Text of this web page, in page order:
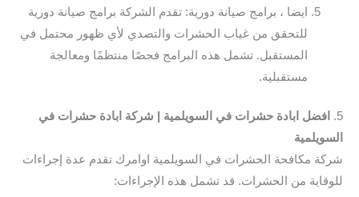
ايضا ، برامج صيانة دورية: تقدم الشركة برامج صيانة دورية
للتحقق من غياب الحشرات والتصدي لأي ظهور محتمل في
المستقبل. تشمل هذه البرامج فحصًا منتظمًا ومعالجة
مستقبلية.
5.
افضل ابادة حشرات في السويلمية | شركة ابادة حشرات في
السويلمية
شركة مكافحة الحشرات في السويلمية اوامرك تقدم عدة إجراءات
للوقاية من الحشرات. قد تشمل هذه الإجراءات: